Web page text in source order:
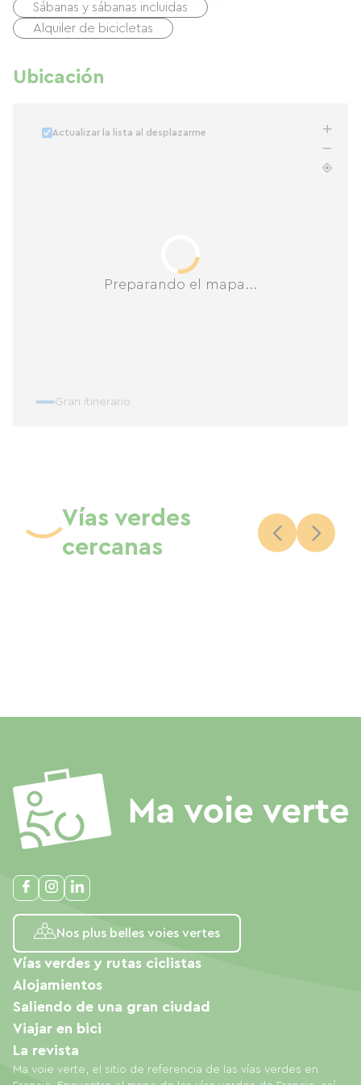
Sábanas y sábanas incluidas
Alquiler de bicicletas
Ubicación
Preparando el mapa...
Actualizar la lista al desplazarme
Gran itinerario
Vías verdes
cercanas
Nos plus belles voies vertes
Ma voie verte, el sitio de referencia de las vías verdes en
Vías verdes y rutas ciclistas
Alojamientos
Saliendo de una gran ciudad
Viajar en bici
La revista